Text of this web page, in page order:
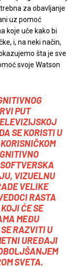
za obavljanje
uz pomoć
koje uče kako bi
i, na neki način,
šta je sve
svoje Watson
PUT
SE KORISTI U
VIZUELNU
VELIKE
RASTA
ĆE SE
MEĐU
RAZVITI U
UREĐAJI
SVETA.